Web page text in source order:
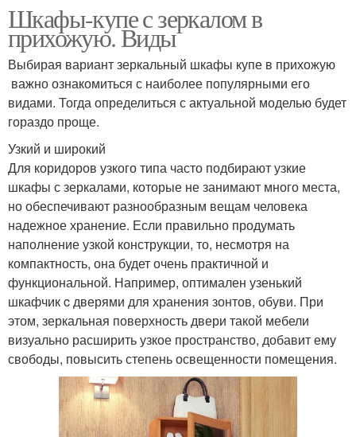
Шкафы-купе с зеркалом в
прихожую. Виды
Выбирая вариант зеркальный шкафы купе в прихожую
важно ознакомиться с наиболее популярными его
видами. Тогда определиться с актуальной моделью будет
гораздо проще.
Узкий и широкий
Для коридоров узкого типа часто подбирают узкие
шкафы с зеркалами, которые не занимают много места,
но обеспечивают разнообразным вещам человека
надежное хранение. Если правильно продумать
наполнение узкой конструкции, то, несмотря на
компактность, она будет очень практичной и
функциональной. Например, оптимален узенький
шкафчик c дверями для хранения зонтов, обуви. При
этом, зеркальная поверхность двери такой мебели
визуально расширить узкое пространство, добавит ему
свободы, повысить степень освещенности помещения.